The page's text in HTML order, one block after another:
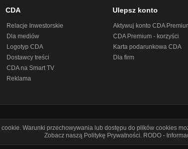
CDA
Relacje Inwestorskie
Dla mediów
Logotyp CDA
Dostawcy treści
CDA na Smart TV
Reklama
Ulepsz konto
Aktywuj konto CDA
CDA Premium - korzyści
Karta podarunkowa CDA
Dla firm
Warunki przechowywania lub dostępu do plików cookies
Zobacz naszą Politykę Prywatności. RODO -